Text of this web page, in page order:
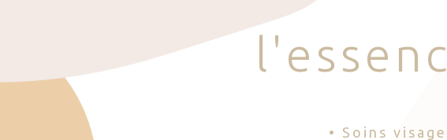
l 'esse nc
• Soins visage